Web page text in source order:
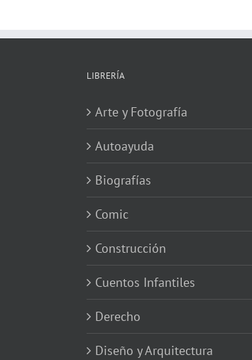
LIBRERÍA
Arte y Fotografía
Autoayuda
Biografías
Comic
Construcción
Cuentos Infantiles
Derecho
Diseño y Arquitectura